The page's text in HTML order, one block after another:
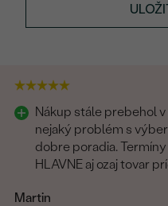
Nákup stále prebehol
nejaký problém s
dobre poradia.
HLAVNE aj ozaj tovar
Martin